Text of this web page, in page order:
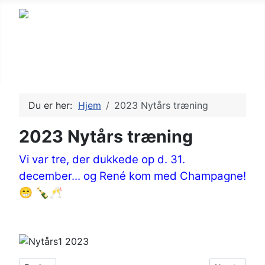
Du er her: Hjem 2023 Nytårs træning
2023 Nytårs træning
Vi var tre, der dukkede op d. 31.
december... og René kom med Champagne!
😁 🍾🥂